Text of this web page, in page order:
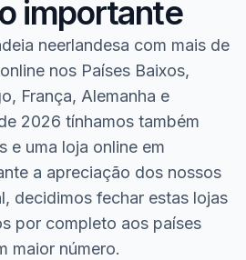
importante
neerlandesa com mais de
nos Países Baixos,
França, Alemanha e
2026 tínhamos também
e uma loja online em
a apreciação dos nossos
decidimos fechar estas lojas
por completo aos países
maior número.